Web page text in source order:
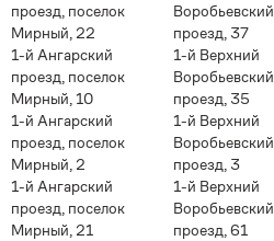
проезд, поселок
Мирный, 22
1-й Ангарский
проезд, поселок
Мирный, 10
1-й Ангарский
проезд, поселок
Мирный, 2
1-й Ангарский
проезд, поселок
Мирный, 21
Воробьевский
проезд, 37
1-й Верхний
Воробьевский
проезд, 35
1-й Верхний
Воробьевский
проезд, 3
1-й Верхний
Воробьевский
проезд, 61